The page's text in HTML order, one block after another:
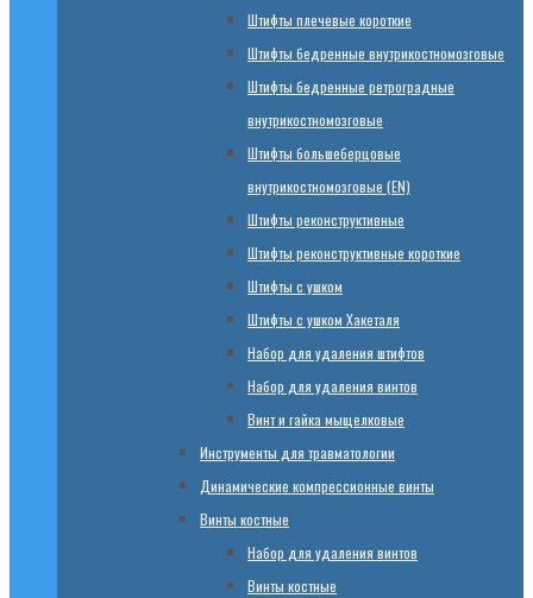
Штифты плечевые короткие
Штифты бедренные внутрикостномозговые
Штифты бедренные ретроградные
внутрикостномозговые
Штифты большеберцовые
внутрикостномозговые (EN)
Штифты реконструктивные
Штифты реконструктивные короткие
Штифты с ушком
Штифты с ушком Хакеталя
Набор для удаления штифтов
Набор для удаления винтов
Винт и гайка мыщелковые
Инструменты для травматологии
Динамические компрессионные винты
Винты костные
Набор для удаления винтов
Винты костные